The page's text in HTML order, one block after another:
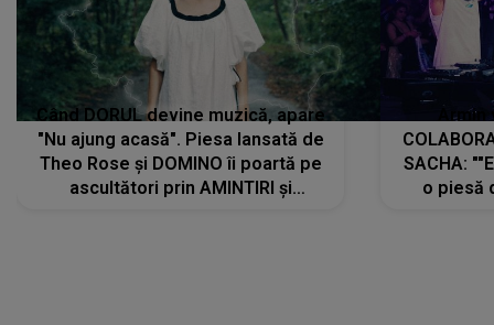
Când DORUL devine muzică, apare
"Nu ajung acasă". Piesa lansată de
Theo Rose și DOMINO îi poartă pe
ascultători prin AMINTIRI și
SACHA:
o piesă